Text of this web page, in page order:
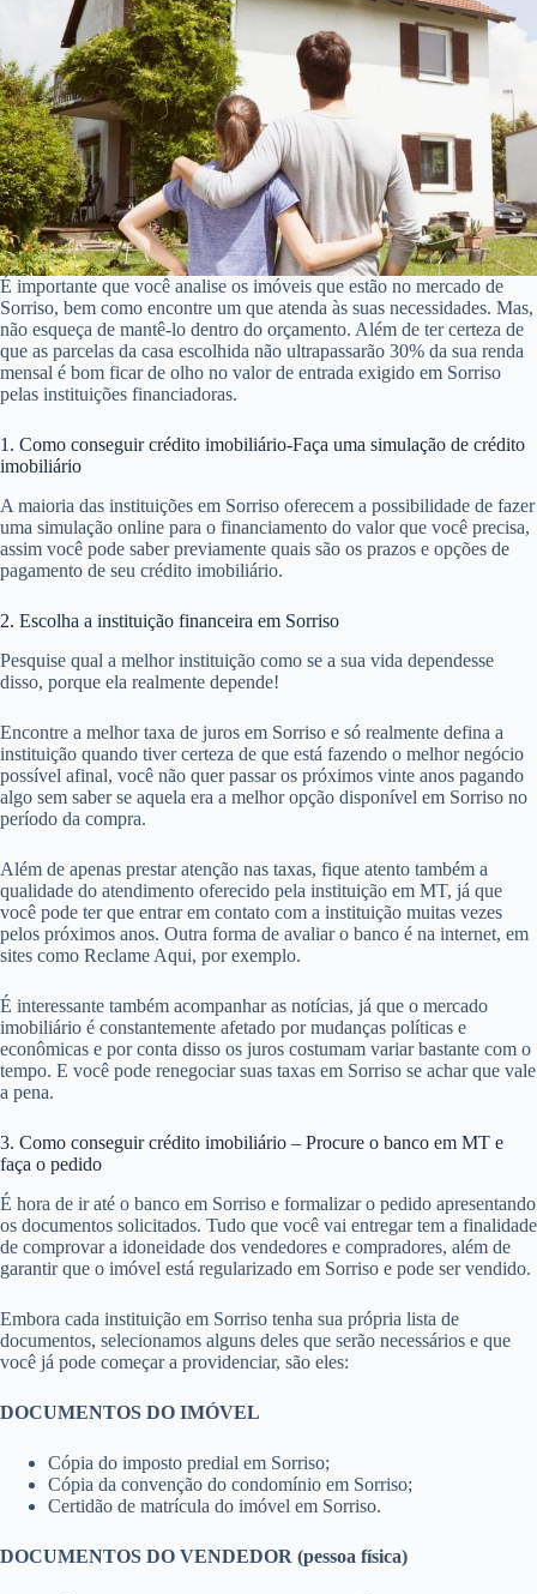
É importante que você analise os imóveis que estão no mercado de
Sorriso, bem como encontre um que atenda às suas necessidades. Mas,
não esqueça de mantê-lo dentro do orçamento. Além de ter certeza de
que as parcelas da casa escolhida não ultrapassarão 30% da sua renda
mensal é bom ficar de olho no valor de entrada exigido em Sorriso
pelas instituições financiadoras.
1. Como conseguir crédito imobiliário-Faça uma simulação de crédito
imobiliário
A maioria das instituições em Sorriso oferecem a possibilidade de fazer
uma simulação online para o financiamento do valor que você precisa,
assim você pode saber previamente quais são os prazos e opções de
pagamento de seu crédito imobiliário.
2. Escolha a instituição financeira em Sorriso
Pesquise qual a melhor instituição como se a sua vida dependesse
disso, porque ela realmente depende!
Encontre a melhor taxa de juros em Sorriso e só realmente defina a
instituição quando tiver certeza de que está fazendo o melhor negócio
possível afinal, você não quer passar os próximos vinte anos pagando
algo sem saber se aquela era a melhor opção disponível em Sorriso no
período da compra.
Além de apenas prestar atenção nas taxas, fique atento também a
qualidade do atendimento oferecido pela instituição em MT, já que
você pode ter que entrar em contato com a instituição muitas vezes
pelos próximos anos. Outra forma de avaliar o banco é na internet, em
sites como Reclame Aqui, por exemplo.
É interessante também acompanhar as notícias, já que o mercado
imobiliário é constantemente afetado por mudanças políticas e
econômicas e por conta disso os juros costumam variar bastante com o
tempo. E você pode renegociar suas taxas em Sorriso se achar que vale
a pena.
3. Como conseguir crédito imobiliário – Procure o banco em MT e
faça o pedido
É hora de ir até o banco em Sorriso e formalizar o pedido apresentando
os documentos solicitados. Tudo que você vai entregar tem a finalidade
de comprovar a idoneidade dos vendedores e compradores, além de
garantir que o imóvel está regularizado em Sorriso e pode ser vendido.
Embora cada instituição em Sorriso tenha sua própria lista de
documentos, selecionamos alguns deles que serão necessários e que
você já pode começar a providenciar, são eles:
DOCUMENTOS DO IMÓVEL
Cópia do imposto predial em Sorriso;
Cópia da convenção do condomínio em Sorriso;
Certidão de matrícula do imóvel em Sorriso.
DOCUMENTOS DO VENDEDOR (pessoa física)